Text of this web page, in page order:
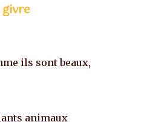
givre
ils sont beaux,
animaux